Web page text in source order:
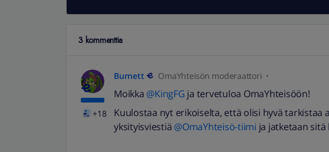
3 kommenttia
+18
Burnett OmaYhteisön moderaattori
Moikka @KingFG ja tervetuloa OmaYhteisöön!
Kuulostaa nyt erikoiselta, että olisi hyvä tarkistaa
yksityisviestiä @OmaYhteisö-tiimi ja jatketaan sitä